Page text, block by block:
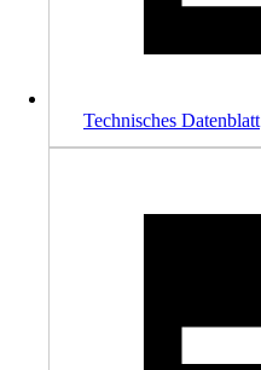
Technisches Datenblatt